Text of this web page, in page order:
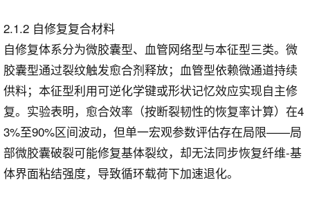
2.1.2 自修复复合材料
自修复体系分为微胶囊型、血管网络型与本征型三类。微
胶囊型通过裂纹触发愈合剂释放；血管型依赖微通道持续
供料；本征型利用可逆化学键或形状记忆效应实现自主修
复。实验表明，愈合效率（按断裂韧性的恢复率计算）在4
3%至90%区间波动，但单一宏观参数评估存在局限——局
部微胶囊破裂可能修复基体裂纹，却无法同步恢复纤维-基
体界面粘结强度，导致循环载荷下加速退化。